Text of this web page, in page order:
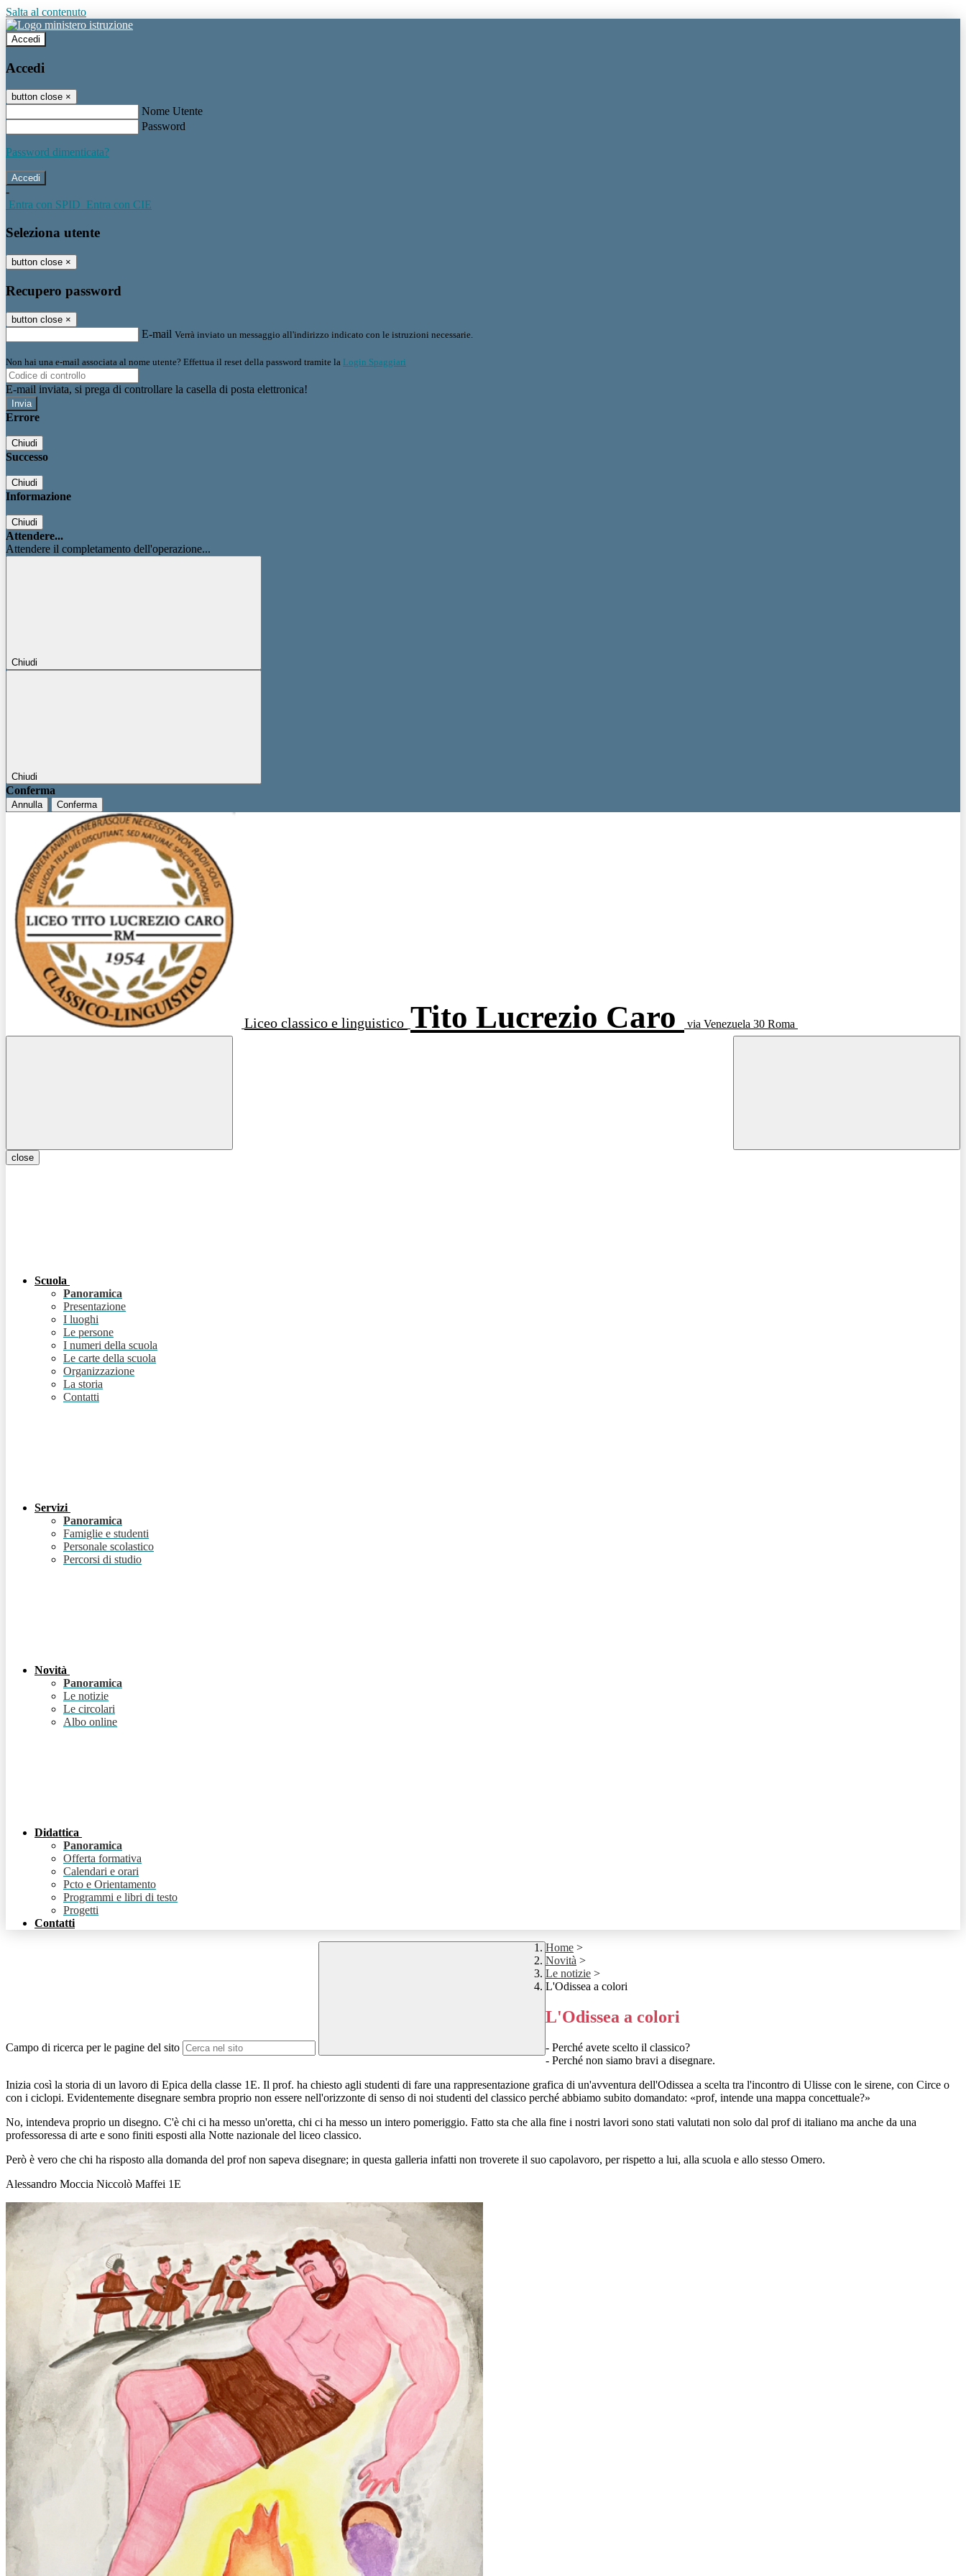
Salta al contenuto
Accedi
Accedi
button close ×
Nome Utente
Password
Password dimenticata?
-
Entra con SPID Entra con CIE
Seleziona utente
button close ×
Recupero password
button close ×
E-mail Verrà inviato un messaggio all'indirizzo indicato con le istruzioni necessarie.
Non hai una e-mail associata al nome utente? Effettua il reset della password tramite la Login Spaggiari
E-mail inviata, si prega di controllare la casella di posta elettronica!
Errore
Chiudi
Successo
Chiudi
Informazione
Chiudi
Attendere...
Attendere il completamento dell'operazione...
Chiudi
Chiudi
Conferma
Annulla Conferma
Liceo classico e linguistico Tito Lucrezio Caro via Venezuela 30 Roma
close
Scuola
Panoramica
Presentazione
I luoghi
Le persone
I numeri della scuola
Le carte della scuola
Organizzazione
La storia
Contatti
Servizi
Panoramica
Famiglie e studenti
Personale scolastico
Percorsi di studio
Novità
Panoramica
Le notizie
Le circolari
Albo online
Didattica
Panoramica
Offerta formativa
Calendari e orari
Pcto e Orientamento
Programmi e libri di testo
Progetti
Contatti
Campo di ricerca per le pagine del sito
Home >
Novità >
Le notizie >
L'Odissea a colori
L'Odissea a colori
- Perché avete scelto il classico?
- Perché non siamo bravi a disegnare.
Inizia così la storia di un lavoro di Epica della classe 1E. Il prof. ha chiesto agli studenti di fare una rappresentazione grafica di un'avventura dell'Odissea a scelta tra l'incontro di Ulisse con le sirene, con Circe o
con i ciclopi. Evidentemente disegnare sembra proprio non essere nell'orizzonte di senso di noi studenti del classico perché abbiamo subito domandato: «prof, intende una mappa concettuale?»
No, intendeva proprio un disegno. C'è chi ci ha messo un'oretta, chi ci ha messo un intero pomeriggio. Fatto sta che alla fine i nostri lavori sono stati valutati non solo dal prof di italiano ma anche da una
professoressa di arte e sono finiti esposti alla Notte nazionale del liceo classico.
Però è vero che chi ha risposto alla domanda del prof non sapeva disegnare; in questa galleria infatti non troverete il suo capolavoro, per rispetto a lui, alla scuola e allo stesso Omero.
Alessandro Moccia Niccolò Maffei 1E